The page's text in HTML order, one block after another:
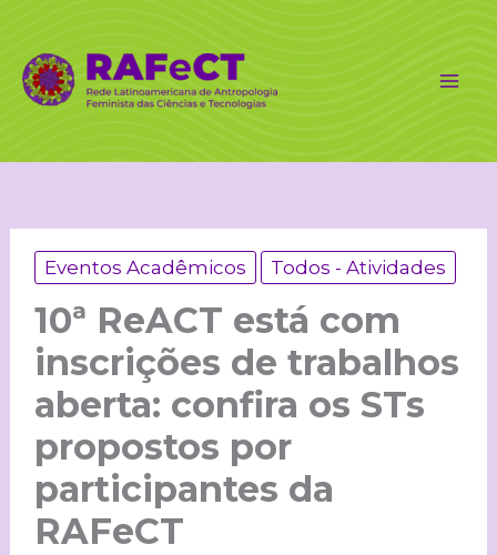
conteúdo
Eventos Acadêmicos Todos - Atividades
10ª ReACT está com
inscrições de trabalhos
aberta: confira os STs
propostos por
participantes da
RAFeCT